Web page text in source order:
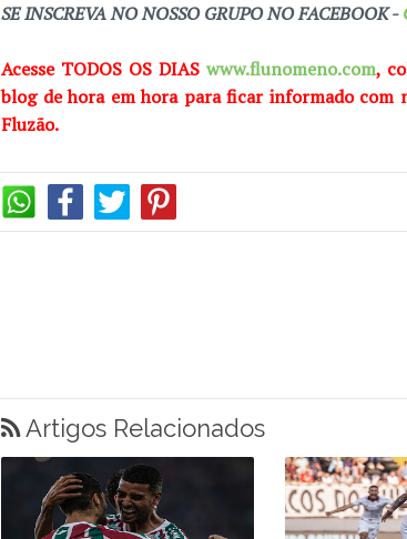
SE INSCREVA NO NOSSO GRUPO NO FACEBOOK -
Acesse TODOS OS DIAS www.flunomeno.com,
blog dehora em hora para ficar informado com
Fluzão.
Artigos Relacionados